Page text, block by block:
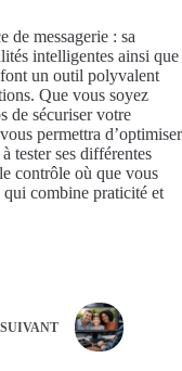
de messagerie : sa
intelligentes ainsi que
font un outil polyvalent
Que vous soyez
de sécuriser votre
permettra d’optimiser
tester ses différentes
contrôle où que vous
combine praticité et
SUIVANT